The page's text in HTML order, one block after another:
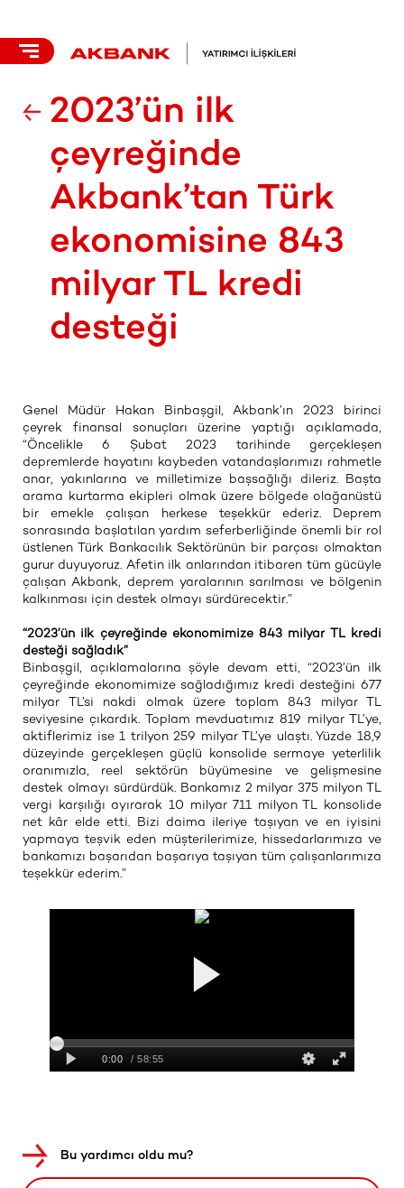
2023’ün ilk
çeyreğinde
Akbank’tan Türk
ekonomisine 843
milyar TL kredi
desteği
Genel Müdür Hakan Binbaşgil, Akbank’ın 2023 birinci
çeyrek finansal sonuçları üzerine yaptığı açıklamada,
“Öncelikle 6 Şubat 2023 tarihinde gerçekleşen
depremlerde hayatını kaybeden vatandaşlarımızı rahmetle
anar, yakınlarına ve milletimize başsağlığı dileriz. Başta
arama kurtarma ekipleri olmak üzere bölgede olağanüstü
bir emekle çalışan herkese teşekkür ederiz. Deprem
sonrasında başlatılan yardım seferberliğinde önemli bir rol
üstlenen Türk Bankacılık Sektörünün bir parçası olmaktan
gurur duyuyoruz. Afetin ilk anlarından itibaren tüm gücüyle
çalışan Akbank, deprem yaralarının sarılması ve bölgenin
kalkınması için destek olmayı sürdürecektir.”
“2023’ün ilk çeyreğinde ekonomimize 843 milyar TL kredi
desteği sağladık”
Binbaşgil, açıklamalarına şöyle devam etti, “2023’ün ilk
çeyreğinde ekonomimize sağladığımız kredi desteğini 677
milyar TL’si nakdi olmak üzere toplam 843 milyar TL
seviyesine çıkardık. Toplam mevduatımız 819 milyar TL’ye,
aktiflerimiz ise 1 trilyon 259 milyar TL’ye ulaştı. Yüzde 18,9
düzeyinde gerçekleşen güçlü konsolide sermaye yeterlilik
oranımızla, reel sektörün büyümesine ve gelişmesine
destek olmayı sürdürdük. Bankamız 2 milyar 375 milyon TL
vergi karşılığı ayırarak 10 milyar 711 milyon TL konsolide
net kâr elde etti. Bizi daima ileriye taşıyan ve en iyisini
yapmaya teşvik eden müşterilerimize, hissedarlarımıza ve
bankamızı başarıdan başarıya taşıyan tüm çalışanlarımıza
teşekkür ederim.”
Bu yardımcı oldu mu?